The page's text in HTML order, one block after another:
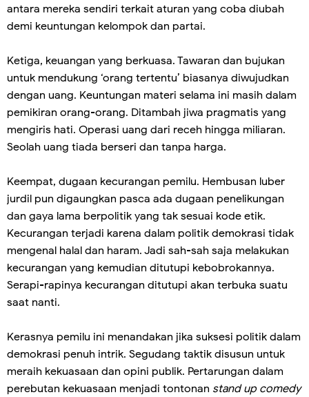
antara mereka sendiri terkait aturan yang coba diubah
demi keuntungan kelompok dan partai.
Ketiga, keuangan yang berkuasa. Tawaran dan bujukan
untuk mendukung ‘orang tertentu’ biasanya diwujudkan
dengan uang. Keuntungan materi selama ini masih dalam
pemikiran orang-orang. Ditambah jiwa pragmatis yang
mengiris hati. Operasi uang dari receh hingga miliaran.
Seolah uang tiada berseri dan tanpa harga.
Keempat, dugaan kecurangan pemilu. Hembusan luber
jurdil pun digaungkan pasca ada dugaan penelikungan
dan gaya lama berpolitik yang tak sesuai kode etik.
Kecurangan terjadi karena dalam politik demokrasi tidak
mengenal halal dan haram. Jadi sah-sah saja melakukan
kecurangan yang kemudian ditutupi kebobrokannya.
Serapi-rapinya kecurangan ditutupi akan terbuka suatu
saat nanti.
Kerasnya pemilu ini menandakan jika suksesi politik dalam
demokrasi penuh intrik. Segudang taktik disusun untuk
meraih kekuasaan dan opini publik. Pertarungan dalam
perebutan kekuasaan menjadi tontonan stand up comedy